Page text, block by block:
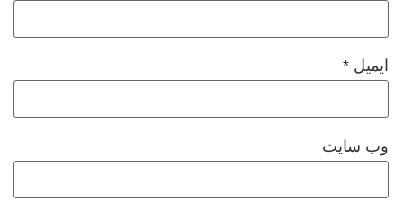
ایمیل *
وب‌ سایت